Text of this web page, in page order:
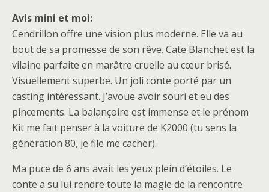
Avis mini et moi:
Cendrillon offre une vision plus moderne. Elle va au
bout de sa promesse de son rêve. Cate Blanchet est la
vilaine parfaite en marâtre cruelle au cœur brisé.
Visuellement superbe. Un joli conte porté par un
casting intéressant. J’avoue avoir souri et eu des
pincements. La balançoire est immense et le prénom
Kit me fait penser à la voiture de K2000 (tu sens la
génération 80, je file me cacher).
Ma puce de 6 ans avait les yeux plein d’étoiles. Le
conte a su lui rendre toute la magie de la rencontre